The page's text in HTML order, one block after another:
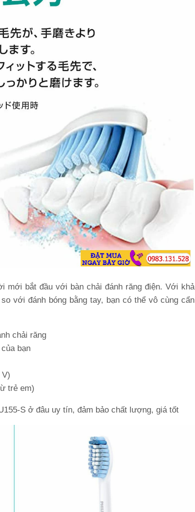
mới bắt đầu với bàn chải đánh răng điện. Với khả
với đánh bóng bằng tay, bạn có thể vô cùng cẩn
chải răng
bạn
trẻ em)
S ở đâu uy tín, đảm bảo chất lượng, giá tốt